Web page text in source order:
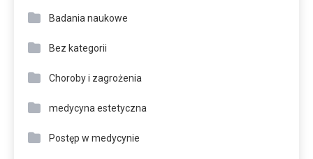
Badania naukowe
Bez kategorii
Choroby i zagrożenia
medycyna estetyczna
Postęp w medycynie